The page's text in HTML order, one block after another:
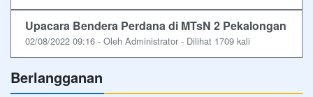
Upacara Bendera Perdana di MTsN 2 Pekalongan
02/08/2022 09:16 - Oleh Administrator - Dilihat 1709 kali
Berlangganan